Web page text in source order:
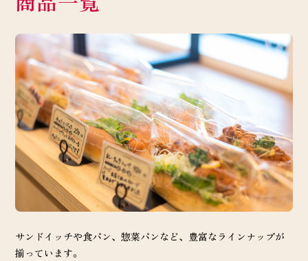
サンドイッチや食パン、惣菜パンなど、豊富なラインナップが
揃っています。